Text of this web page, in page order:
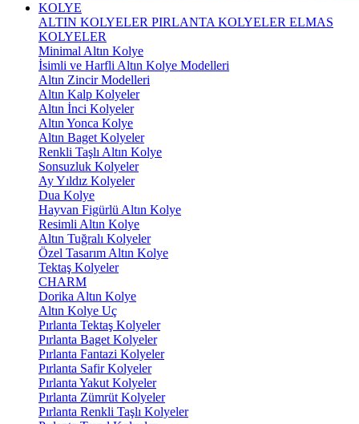
KOLYE
ALTIN KOLYELER PIRLANTA KOLYELER ELMAS
KOLYELER
Minimal Altın Kolye
İsimli ve Harfli Altın Kolye Modelleri
Altın Zincir Modelleri
Altın Kalp Kolyeler
Altın İnci Kolyeler
Altın Yonca Kolye
Altın Baget Kolyeler
Renkli Taşlı Altın Kolye
Sonsuzluk Kolyeler
Ay Yıldız Kolyeler
Dua Kolye
Hayvan Figürlü Altın Kolye
Resimli Altın Kolye
Altın Tuğralı Kolyeler
Özel Tasarım Altın Kolye
Tektaş Kolyeler
CHARM
Dorika Altın Kolye
Altın Kolye Uç
Pırlanta Tektaş Kolyeler
Pırlanta Baget Kolyeler
Pırlanta Fantazi Kolyeler
Pırlanta Safir Kolyeler
Pırlanta Yakut Kolyeler
Pırlanta Zümrüt Kolyeler
Pırlanta Renkli Taşlı Kolyeler